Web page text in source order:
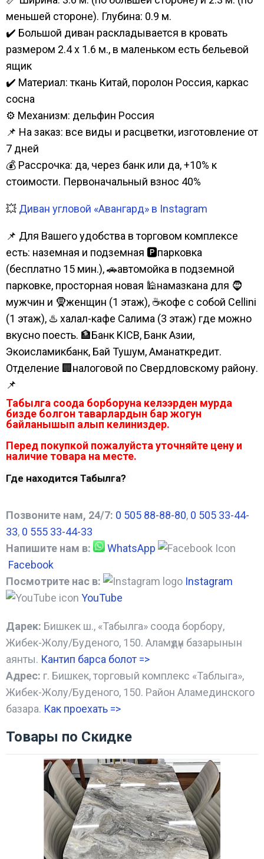
меньшей стороне). Глубина: 0.9 м.
✔️ Большой диван раскладывается в кровать
размером 2.4 х 1.6 м., в маленьком есть бельевой
ящик
✔️ Материал: ткань Китай, поролон Россия, каркас
сосна
⚙️ Механизм: дельфин Россия
📌 На заказ: все виды и расцветки, изготовление от
7 дней
💰 Рассрочка: да, через банк или да, +10% к
стоимости. Первоначальный взнос 40%
💥 Диван угловой «Авангард» в Instagram
📌 Для Вашего удобства в торговом комплексе
есть: наземная и подземная 🅿парковка
(бесплатно 15 мин.), 🚗автомойка в подземной
парковке, просторная новая 🕌намазкана для 🧔
мужчин и 🧕женщин (1 этаж), ☕кофе с собой Cellini
(1 этаж), ♨️ халал-кафе Салима (3 этаж) где можно
вкусно поесть. 🏦Банк KICB, Банк Азии,
Экоисламикбанк, Бай Тушум, Аманаткредит.
Отделение 🏢налоговой по Свердловскому району.
📌
Табылга соода борборуна келээрден мурда
бизде болгон таварлардын бар жогун
байланышып алып келиниздер.
Перед покупкой пожалуйста уточняйте цену и
наличие товара на месте.
Где находится Табылга?
Позвоните нам, 24/7: 0 505 88-88-80, 0 505 33-44-
33, 0 555 33-44-33
Напишите нам в:
WhatsApp
Facebook
Посмотрите нас в:
Instagram
YouTube
Дарек: Бишкек ш., «Табылга» соода борбору,
Жибек-Жолу/Буденого, 150. Аламүдүн базарынын
аянты. Кантип барса болот =>
Адрес: г. Бишкек, торговый комплекс «Таблыга»,
Жибек-Жолу/Буденого, 150. Район Аламединского
базара. Как проехать =>
Товары по Скидке